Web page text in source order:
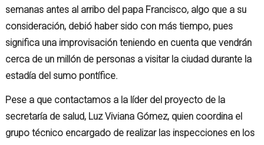
semanas antes al arribo del papa Francisco, algo que a su
consideración, debió haber sido con más tiempo, pues
significa una improvisación teniendo en cuenta que vendrán
cerca de un millón de personas a visitar la ciudad durante la
estadía del sumo pontífice.
Pese a que contactamos a la líder del proyecto de la
secretaría de salud, Luz Viviana Gómez, quien coordina el
grupo técnico encargado de realizar las inspecciones en los